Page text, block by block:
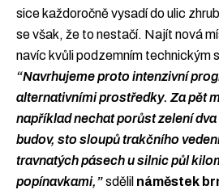
sice každoročně vysadí do ulic
se však, že to nestačí. Najít nová
navíc kvůli podzemním technickým
“Navrhujeme proto intenzivní
alternativními prostředky. Za pět
například nechat porůst zelení
budov, sto sloupů trakčního
travnatých pásech u silnic půl
popínavkami,”sdělil náměstek